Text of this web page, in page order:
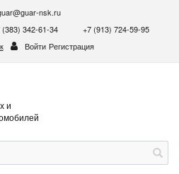
nsk.ru
(383) 342-61-34
+7 (913) 724-59-95
Войти Регистрация
и